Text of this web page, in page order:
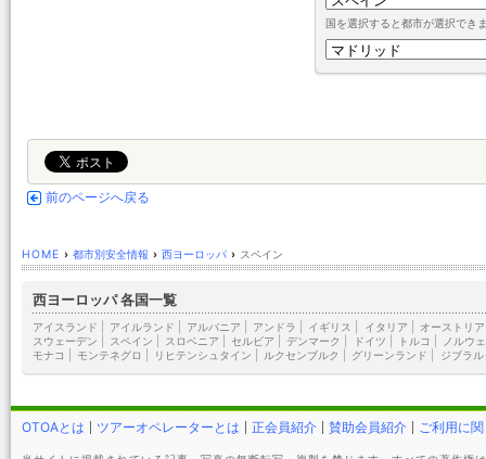
国を選択すると都市が選択でき
前のページへ戻る
HOME › 都市別安全情報 › 西ヨーロッパ › スペイン
西ヨーロッパ 各国一覧
アイスランド アイルランド アルバニア アンドラ イギリス イタリア オーストリア
スウェーデン
スペイン スロベニア セルビア デンマーク ドイツ トルコ
ノルウ
モナコ
モンテネグロ リヒテンシュタイン ルクセンブルク グリーンランド ジブラル
OTOAとは ツアーオペレーターとは 正会員紹介 賛助会員紹介 ご利用に